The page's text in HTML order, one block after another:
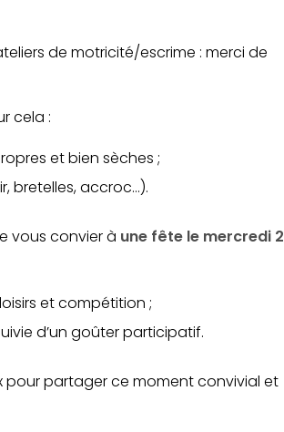
de motricité/escrime : merci de
cela :
et bien sèches ;
bretelles, accroc…).
vous convier à une fête le mercredi 2
et compétition ;
d’un goûter participatif.
pour partager ce moment convivial et